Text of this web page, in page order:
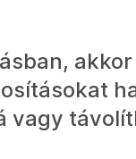
vagy